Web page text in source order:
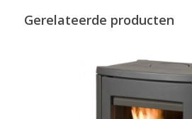
Gerelateerde producten